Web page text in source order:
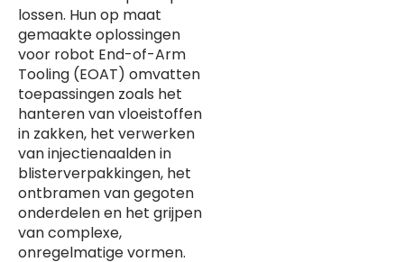
lossen. Hun op maat
gemaakte oplossingen
voor robot End-of-Arm
Tooling (EOAT) omvatten
toepassingen zoals het
hanteren van vloeistoffen
in zakken, het verwerken
van injectienaalden in
blisterverpakkingen, het
ontbramen van gegoten
onderdelen en het grijpen
van complexe,
onregelmatige vormen.